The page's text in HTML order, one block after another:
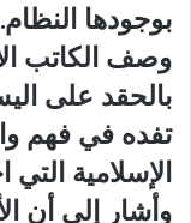
بوجودها النظام.
وصف الكاتب
بالحقد على
تفده في فهم
الإسلامية
وأشار إلى أن